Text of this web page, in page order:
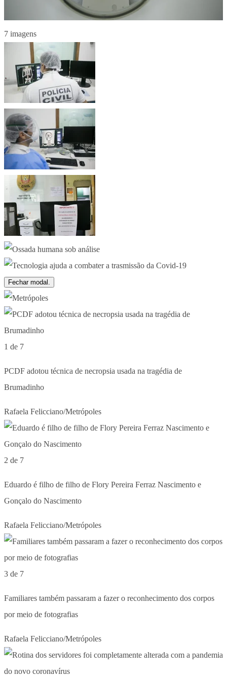
7 imagens
Fechar modal.
1 de 7
PCDF adotou técnica de necropsia usada na tragédia de
Brumadinho
Rafaela Felicciano/Metrópoles
2 de 7
Eduardo é filho de filho de Flory Pereira Ferraz Nascimento e
Gonçalo do Nascimento
Rafaela Felicciano/Metrópoles
3 de 7
Familiares também passaram a fazer o reconhecimento dos corpos
por meio de fotografias
Rafaela Felicciano/Metrópoles